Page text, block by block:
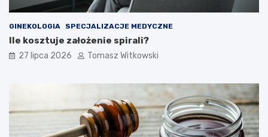
GINEKOLOGIA SPECJALIZACJE MEDYCZNE
Ile kosztuje założenie spirali?
27 lipca 2026 Tomasz Witkowski